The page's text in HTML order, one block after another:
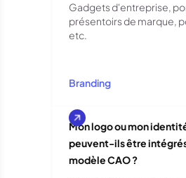
Gadgets d'entreprise,
présentoirs de marque,
etc.
Branding
Mon logo ou mon
peuvent-ils être
modèle CAO ?